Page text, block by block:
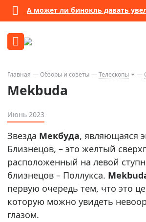
А может ли бинокль давать
Главная Обзоры и советы Телескопы
Mekbuda
Июнь 2023
Звезда Мекбуда, являющаяся
Близнецов, – это желтый
расположенный на левой
близнецов – Поллукса.
первую очередь тем, что это
которую можно увидеть
глазом.